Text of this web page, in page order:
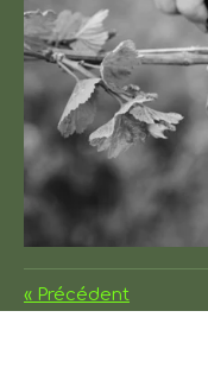
« Précédent